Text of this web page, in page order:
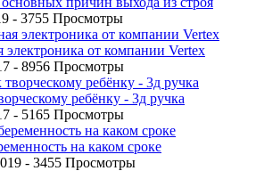
- 3755 Просмотры
электроника от компании Vertex
- 8956 Просмотры
ребёнку - 3д ручка
- 5165 Просмотры
на каком сроке
- 3455 Просмотры